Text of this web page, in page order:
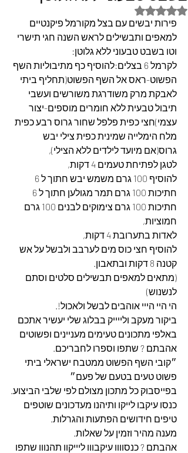
דירוג של NaN מתוך 5 כוכבים
פירות יבשים עם בצל מקורמל פיקנטיים
למאפים ותבשילים לראש השנה חגי תישרי
וטו בשבט טבעוני ללא גלוטן:
לקרמל 6 בצלים:להוסיף כף מתיבוליות השף
הפשוט-ראס אל השף הפשוט(תחליף ביתי
לאבקת מרק משודרגת משורשים ועשבי
תיבול טבעית ללא חומרים מוספים-יצור
עצמי)חצי כפית פלפל שחור גרוס רבע כפית
מלח הימלייה שמינית כפית צילי יבש
גרוס(אם מיועד לילדים ללא הצילי),
לטגן לפתיחת טעמים 4 דקות,
חתיכות 100 גרם צימוקים לבנים 100 גרם
חמוציות,
לאדות בתערובת 4 דקות,
להוסיף חצי כוס מים לערבב ולבשל על אש
קטנה 8 דקות ובתאבון.
(מתאים למאפים תבשילים סלטים וסתם
לנשנוש)
הי היי הייי אוהבים לבשל ולאכול!.
ביקור מעקב ולייייק בבלוג שלי יעשיר אתכם
באלפי מתכונים טעימים מעניינים ופשוטים
אהבתם ? שתפו וספרו לחבריכם.
״קובי השף הפשוט ממטבח ישראלי ביתי
פשוט טעים בטעם של פעם״
בפייסבוק כל מתכון מצולם לפי שלבי הביצוע.
כנסו עיקבו לייקו ותיהנו מעדכונים שוטפים
טיפים חידושים הפתעות והגרלות.
מענה מהיר וזמין על שאלות.
אהבתם ? כנסוווו עיקבווו ליייקוו תהנווו שתפו